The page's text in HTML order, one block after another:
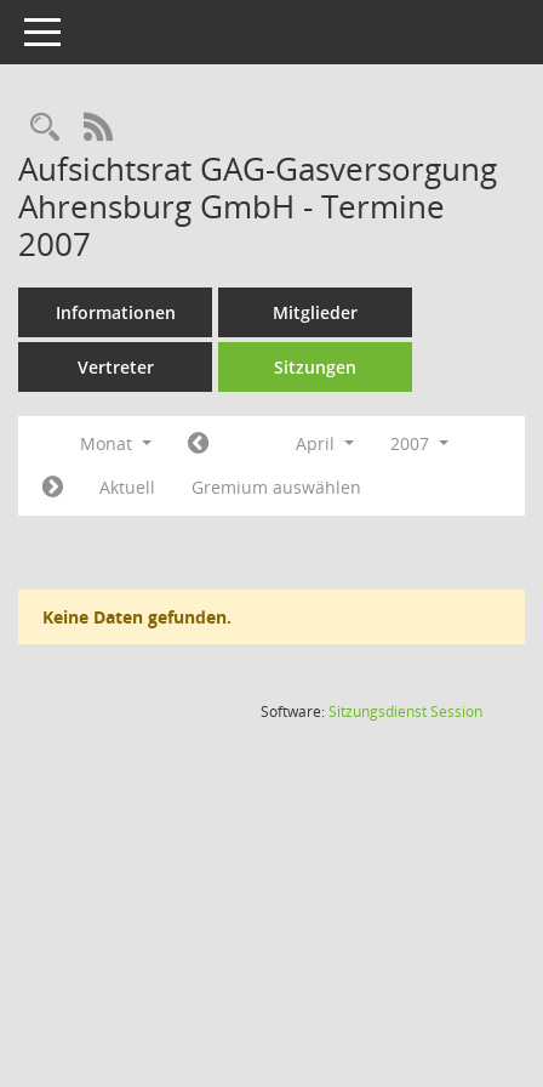
Toggle navigation
Rechercheauswahl
RSS-Feed
Aufsichtsrat GAG-Gasversorgung
Ahrensburg GmbH - Termine
2007
Informationen Mitglieder
Vertreter Sitzungen
Monat April
2007
Aktuell
Gremium auswählen
Keine Daten gefunden.
Software:SitzungsdienstSession(Wird in